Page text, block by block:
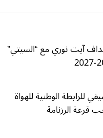
آيت نوري مع “السيتي”
للرابطة الوطنية للهواة
قرعة الرزنامة